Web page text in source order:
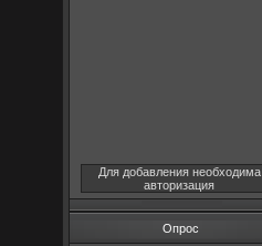
Для добавления необходима
авторизация
Опрос